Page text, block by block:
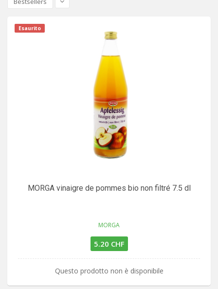
Esaurito
MORGA vinaigre de pommes bio non filtré 7.5 dl
MORGA
5.20 CHF
Questo prodotto non è disponibile